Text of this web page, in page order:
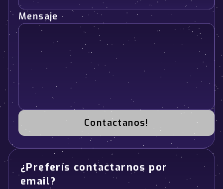
Mensaje
Contactanos!
¿Preferís contactarnos por
email?